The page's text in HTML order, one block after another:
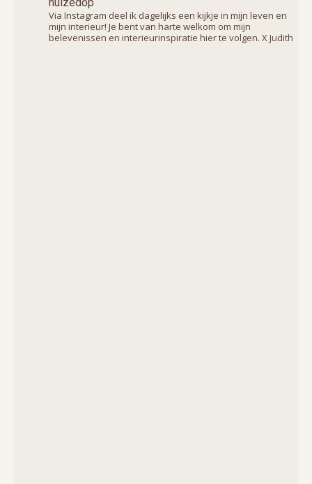
Via Instagram deel ik dagelijks een kijkje in mijn leven en
mijn interieur! Je bent van harte welkom om mijn
belevenissen en interieurinspiratie hier te volgen. X Judith